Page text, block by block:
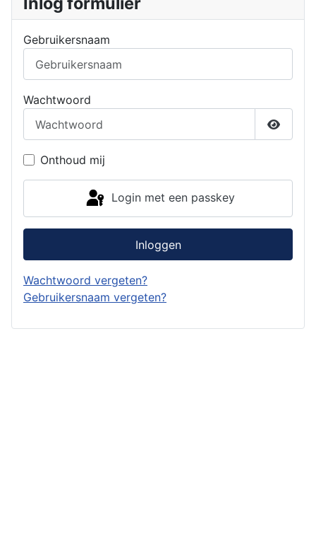
Gebruikersnaam
Wachtwoord
Toon
Onthoud mij
Login met een passkey
Inloggen
Wachtwoord vergeten?
Gebruikersnaam vergeten?